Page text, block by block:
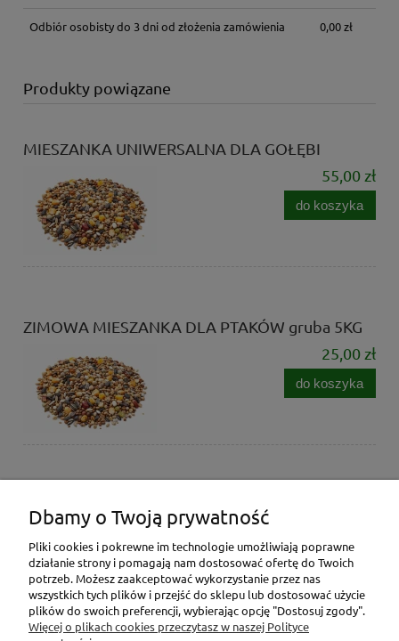
Odbiór osobisty do 3 dni od złożenia zamówienia 0,00 zł
Produkty powiązane
MIESZANKA UNIWERSALNA DLA GOŁĘBI
55,00 zł
do koszyka
ZIMOWA MIESZANKA DLA PTAKÓW gruba 5KG
25,00 zł
do koszyka
do koszyka
Dbamy o Twoją prywatność
Pliki cookies i pokrewne im technologie umożliwiają poprawne
działanie strony i pomagają nam dostosować ofertę do Twoich
potrzeb. Możesz zaakceptować wykorzystanie przez nas
wszystkich tych plików i przejść do sklepu lub dostosować użycie
plików do swoich preferencji, wybierając opcję "Dostosuj zgody".
Więcej o plikach cookies przeczytasz w naszej Polityce